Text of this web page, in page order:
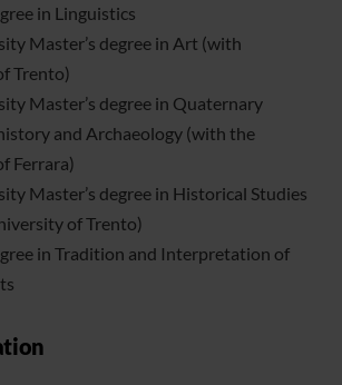
in Linguistics
Master’s degree in Art (with
Trento)
Master’s degree in Quaternary
and Archaeology (with the
Ferrara)
Master’s degree in Historical Studies
of Trento)
in Tradition and Interpretation of